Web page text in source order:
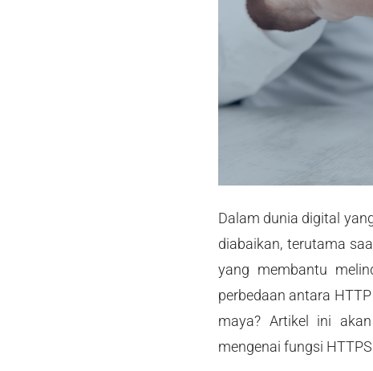
Dalam dunia digital
diabaikan, terutama
yang membantu
perbedaan antara
maya? Artikel ini
mengenai fungsi